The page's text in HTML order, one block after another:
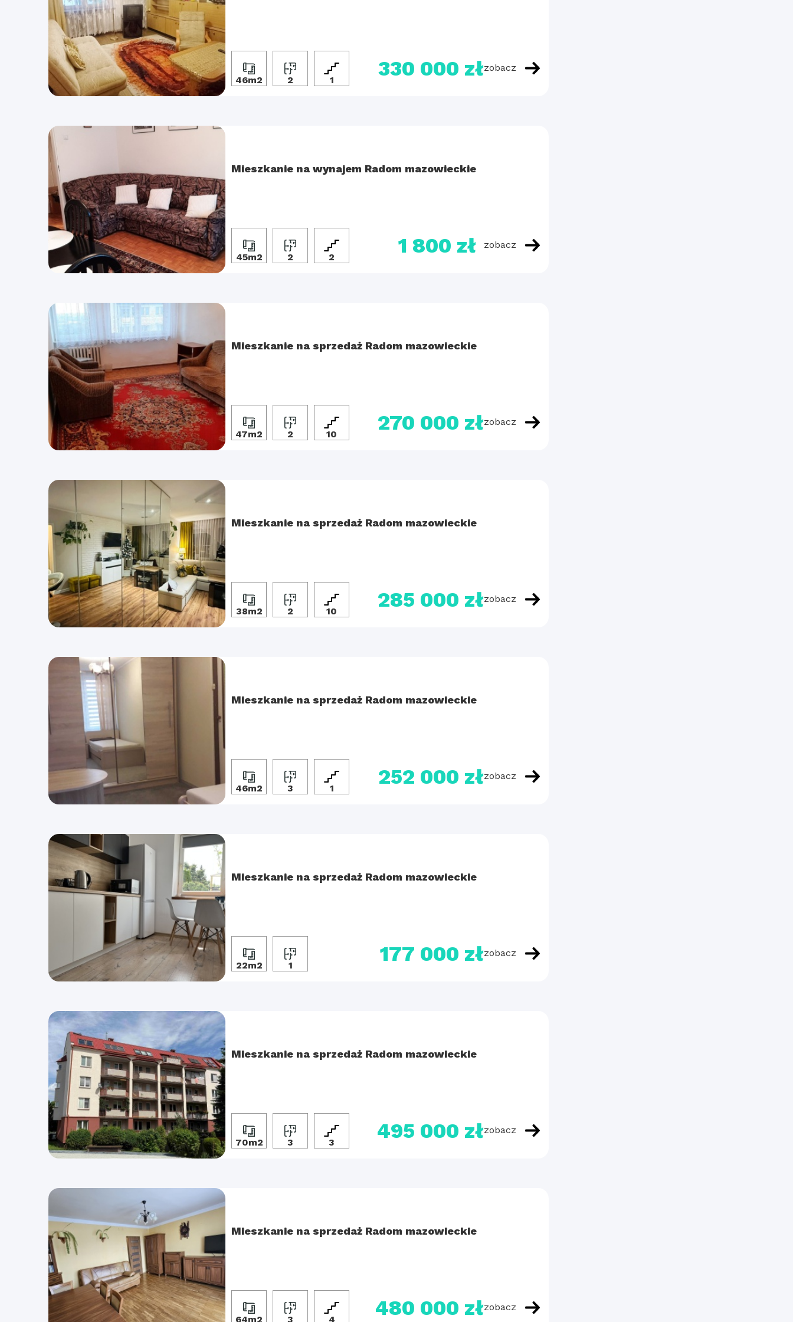
46m2 2 1 330 000 złzobacz
Mieszkanie na wynajem Radom mazowieckie
45m2 2 2 1 800 zł zobacz
Mieszkanie na sprzedaż Radom mazowieckie
47m2 2 10 270 000 złzobacz
Mieszkanie na sprzedaż Radom mazowieckie
38m2 2 10 285 000 złzobacz
Mieszkanie na sprzedaż Radom mazowieckie
46m2 3 1 252 000 złzobacz
Mieszkanie na sprzedaż Radom mazowieckie
22m2 1 177 000 złzobacz
Mieszkanie na sprzedaż Radom mazowieckie
70m2 3 3 495 000 złzobacz
Mieszkanie na sprzedaż Radom mazowieckie
64m2 3 4 480 000 złzobacz